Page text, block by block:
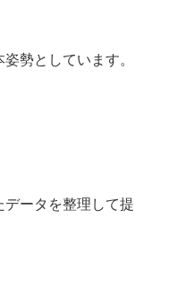
勢としています。
ータを整理して提